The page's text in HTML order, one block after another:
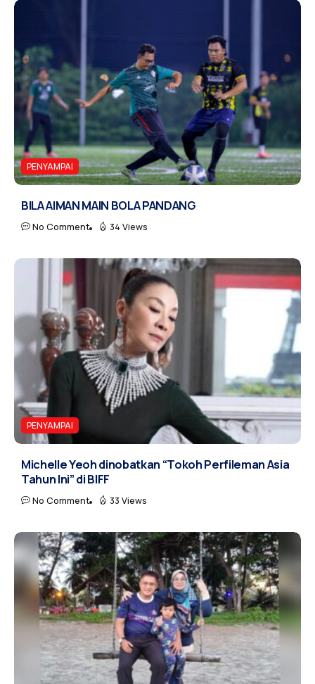
PENYAMPAI
BILA AIMAN MAIN BOLA PANDANG
No Comment 34 Views
PENYAMPAI
Michelle Yeoh dinobatkan “Tokoh Perfileman Asia
Tahun Ini” di BIFF
No Comment 33 Views